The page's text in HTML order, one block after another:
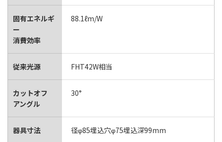
固有エネルギ
ー
消費効率
88.1ℓm/W
従来光源 FHT42W相当
カットオフ
アングル
30°
器具寸法 径φ85埋込穴φ75埋込深99mm